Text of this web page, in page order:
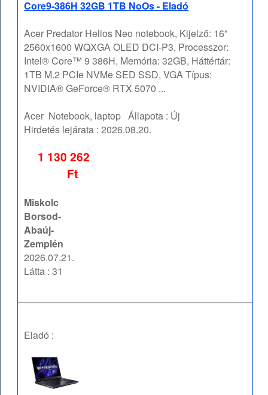
Core9-386H 32GB 1TB NoOs - Eladó
Acer Predator Helios Neo notebook, Kijelző: 16"
2560x1600 WQXGA OLED DCI-P3, Processzor:
Intel® Core™ 9 386H, Memória: 32GB, Háttértár:
1TB M.2 PCIe NVMe SED SSD, VGA Típus:
NVIDIA® GeForce® RTX 5070 ...
Acer Notebook, laptop Állapota : Új
Hirdetés lejárata :2026.08.20.
1 130 262
Ft
Miskolc
Borsod-
Abaúj-
Zemplén
2026.07.21.
Látta : 31
Eladó :